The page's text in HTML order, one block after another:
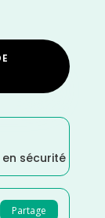
sécurité
Partage